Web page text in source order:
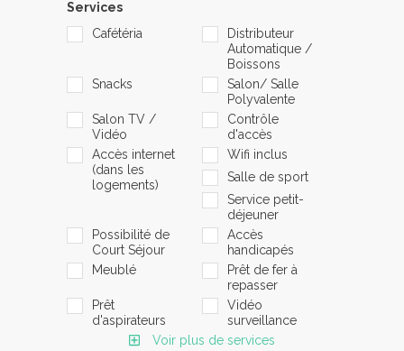
Services
Cafétéria
Distributeur
Automatique /
Boissons
Snacks
Salon/ Salle
Polyvalente
Salon TV /
Vidéo
Contrôle
d'accès
Accès internet
(dans les
logements)
Wifi inclus
Salle de sport
Service petit-
déjeuner
Possibilité de
Court Séjour
Accès
handicapés
Meublé
Prêt de fer à
repasser
Prêt
d'aspirateurs
Vidéo
surveillance
Voir plus de services